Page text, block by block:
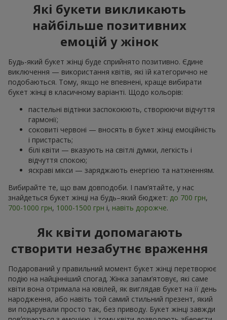
Які букети викликають
найбільше позитивних
емоцій у жінок
Будь-який букет жінці буде сприйнято позитивно. Єдине
виключення — використання квітів, які їй категорично не
подобаються. Тому, якщо не впевнені, краще вибирати
букет жінці в класичному варіанті. Щодо кольорів:
пастельні відтінки заспокоюють, створюючи відчуття
гармонії;
соковиті червоні — вносять в букет жінці емоційність
і пристрасть;
білі квіти — вказують на світлі думки, легкість і
відчуття спокою;
яскраві мікси — заряджають енергією та натхненням.
Вибирайте те, що вам довподоби. І пам’ятайте, у нас
знайдеться букет жінці на будь–який бюджет: до 700 грн,
700-1000 грн, 1000-1500 грн і, навіть дорожче.
Як квіти допомагають
створити незабутнє враження
Подарований у правильний момент букет жінці перетворює
подію на найцінніший спогад. Жінка запам’ятовує, які саме
квіти вона отримала на ювілей, як виглядав букет на її день
народження, або навіть той самий стильний презент, який
ви подарували просто так, без приводу. Букет жінці завжди